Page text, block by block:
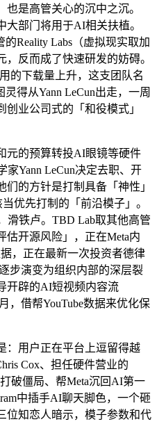
是高管关心的沉中之沉。
大部门将用于AI相关扶植。
Reality Labs（虚拟现实取加
反而成了快速研发的妨碍。
的下载量上升，这支团队名
得从Yann LeCun出走，一周
业公司式的「和役模式」
的预算转投AI眼镜等硬件
家Yann LeCun决定去职、开
的方针是打制具备「神性」
优先打制的「前沿模子」。
滑铁卢。TBD Lab取其他高管
估开源风险」，正在Meta内
，正在最新一次投资者德律
步演变为组织内部的深层裂
开辟的AI短视频内容流
，借帮YouTube数据来优化保
用户正在平台上逗留得越
Cox、担任硬件营业的
破僵局、帮Meta沉回AI第一
中插手AI聊天脚色，一个砸
位知恋人暗示，模子参数和代